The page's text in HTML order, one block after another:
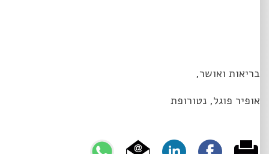
בריאות ואושר,
אופיר פוגל, נטורופת